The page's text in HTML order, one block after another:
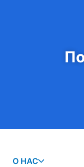
О НАС